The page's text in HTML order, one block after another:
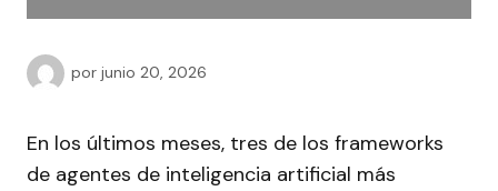
por junio 20, 2026
En los últimos meses, tres de los frameworks
de agentes de inteligencia artificial más